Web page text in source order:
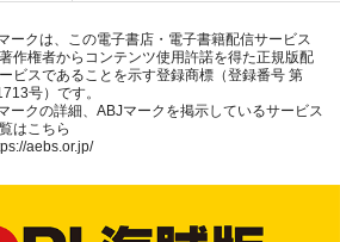
ークは、この電子書店・電子書籍配信サービス
作権者からコンテンツ使用許諾を得た正規版配
ビスであることを示す登録商標（登録番号 第
号）です。
ークの詳細、ABJマークを掲示しているサービス
はこちら
aebs.or.jp/